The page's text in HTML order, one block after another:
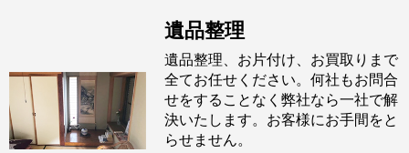
遺品整理
遺品整理、お片付け、お買取りまで
全てお任せください。何社もお問合
せをすることなく弊社なら一社で解
決いたします。お客様にお手間をと
らせません。